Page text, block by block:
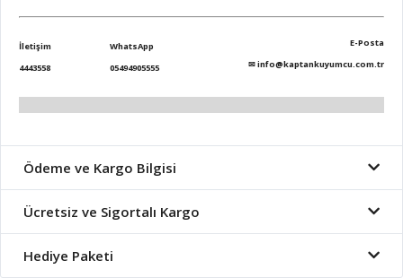
İletişim
4443558
WhatsApp
05494905555
E-Posta
✉info@kaptankuyumcu.com.tr
Ödeme ve Kargo Bilgisi
Ücretsiz ve Sigortalı Kargo
Hediye Paketi